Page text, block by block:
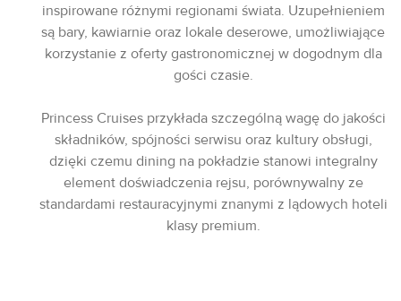
inspirowane różnymi regionami świata. Uzupełnieniem
są bary, kawiarnie oraz lokale deserowe, umożliwiające
korzystanie z oferty gastronomicznej w dogodnym dla
gości czasie.
Princess Cruises przykłada szczególną wagę do jakości
składników, spójności serwisu oraz kultury obsługi,
dzięki czemu dining na pokładzie stanowi integralny
element doświadczenia rejsu, porównywalny ze
standardami restauracyjnymi znanymi z lądowych hoteli
klasy premium.